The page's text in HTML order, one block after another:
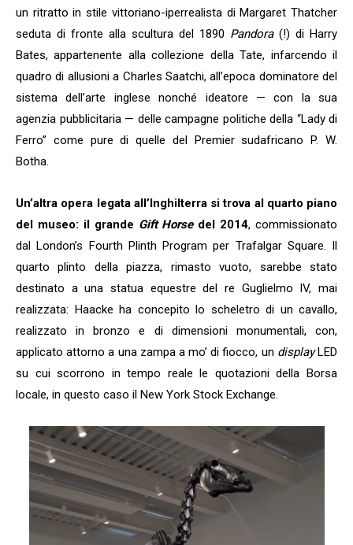
un ritratto in stile vittoriano-iperrealista di Margaret Thatcher
seduta di fronte alla scultura del 1890 Pandora(!) di Harry
Bates, appartenente alla collezione della Tate, infarcendo il
quadro di allusioni a Charles Saatchi, all’epoca dominatore del
sistema dell’arte inglese nonché ideatore — con la sua
agenzia pubblicitaria — delle campagne politiche della “Lady di
Ferro” come pure di quelle del Premier sudafricano P. W.
Botha.
Un’altra opera legata all’Inghilterra si trova al quarto piano
del museo: il grande Gift Horsedel 2014, commissionato
dal London’s Fourth Plinth Program per Trafalgar Square. Il
quarto plinto della piazza, rimasto vuoto, sarebbe stato
destinato a una statua equestre del re Guglielmo IV, mai
realizzata: Haacke ha concepito lo scheletro di un cavallo,
realizzato in bronzo e di dimensioni monumentali, con,
applicato attorno a una zampa a mo’ di fiocco, un displayLED
su cui scorrono in tempo reale le quotazioni della Borsa
locale, in questo caso il New York Stock Exchange.